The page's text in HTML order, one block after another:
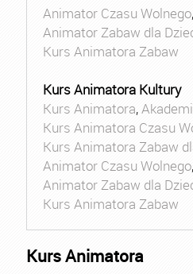
Animator Czasu Wolnego,
Animator Zabaw dla
Kurs Animatora Zabaw
Kurs Animatora Kultury
Kurs Animatora,
Kurs Animatora Czasu
Kurs Animatora Zabaw
Animator Czasu Wolnego,
Animator Zabaw dla
Kurs Animatora Zabaw
Kurs Animatora